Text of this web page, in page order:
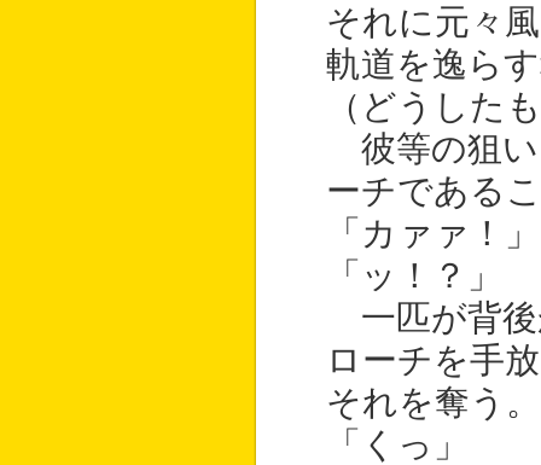
それに元々
軌道を逸ら
（どうした
彼等の狙い
ーチである
「カァァ！」
「ッ！？」
一匹が背後
ローチを手
それを奪う。
「くっ」